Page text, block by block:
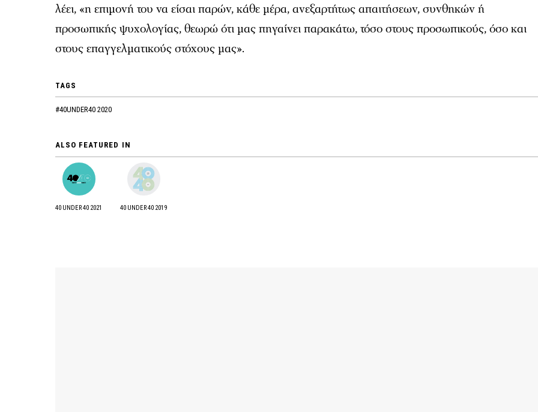
λέει, «η επιμονή του να είσαι παρών, κάθε μέρα, ανεξαρτήτως απαιτήσεων, συνθηκών ή
προσωπικής ψυχολογίας, θεωρώ ότι μας πηγαίνει παρακάτω, τόσο στους προσωπικούς, όσο και
στους επαγγελματικούς στόχους μας».
TAGS
#40UNDER40 2020
ALSO FEATURED IN
40 UNDER 40 2021 40 UNDER 40 2019